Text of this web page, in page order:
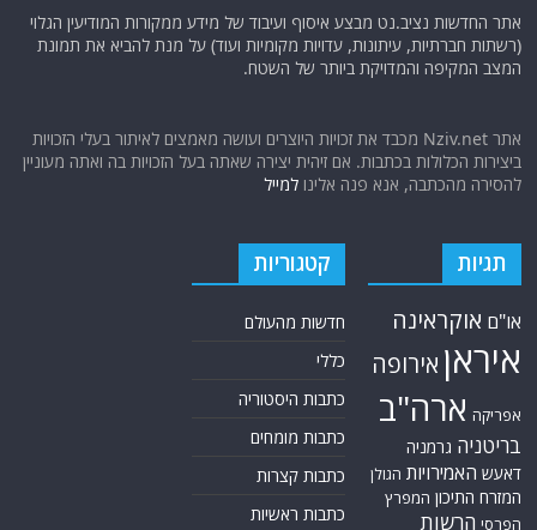
אתר החדשות נציב.נט מבצע איסוף ועיבוד של מידע ממקורות המודיעין הגלוי
(רשתות חברתיות, עיתונות, עדויות מקומיות ועוד) על מנת להביא את תמונת
המצב המקיפה והמדויקת ביותר של השטח.
אתר Nziv.net מכבד את זכויות היוצרים ועושה מאמצים לאיתור בעלי הזכויות
ביצירות הכלולות בכתבות. אם זיהית יצירה שאתה בעל הזכויות בה ואתה מעוניין
להסירה מהכתבה, אנא פנה אלינולמייל
תגיות
או"ם אוקראינה
איראן אירופה
אפריקה ארה"ב
בריטניה גרמניה
דאעש האמירויות הגולן
המזרח התיכון המפרץ
הפרסי הרשות
קטגוריות
חדשות מהעולם
כללי
כתבות היסטוריה
כתבות מומחים
כתבות קצרות
כתבות ראשיות